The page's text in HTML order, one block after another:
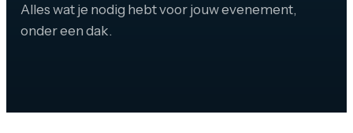
Alles wat je nodig hebt voor jouw evenement,
onder een dak.